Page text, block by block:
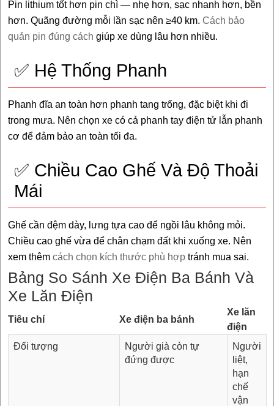
Pin lithium tốt hơn pin chì — nhẹ hơn, sạc nhanh hơn, bền
hơn. Quãng đường mỗi lần sạc nên ≥40 km. Cách bảo
quản pin đúng cách giúp xe dùng lâu hơn nhiều.
✅ Hệ Thống Phanh
Phanh đĩa an toàn hơn phanh tang trống, đặc biệt khi đi
trong mưa. Nên chọn xe có cả phanh tay điện tử lẫn phanh
cơ để đảm bảo an toàn tối đa.
✅ Chiều Cao Ghế Và Độ Thoải
Mái
Ghế cần đệm dày, lưng tựa cao để ngồi lâu không mỏi.
Chiều cao ghế vừa để chân chạm đất khi xuống xe. Nên
xem thêm cách chọn kích thước phù hợp tránh mua sai.
Bảng So Sánh Xe Điện Ba Bánh Và
Xe Lăn Điện
Tiêu chí Xe điện ba bánh
Xe lăn
điện
Đối tượng
Người già còn tự
đứng được
Người
liệt,
hạn
chế
vận